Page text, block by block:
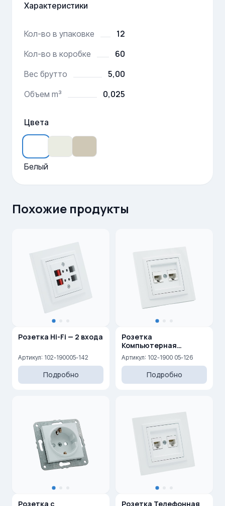
Характеристики
Кол-во в упаковке 12
Кол-во в коробке 60
Вес брутто 5,00
Объем m³ 0,025
Цвета
Белый
Похожие продукты
Розетка Hi-Fi — 2 входа
Артикул: 102-190005-142
Подробно
Розетка
Компьютерная
двойная (2xRj45 Cat 6)
Артикул: 102-1900 05-126
Подробно
Розетка с
Розетка Телефонная